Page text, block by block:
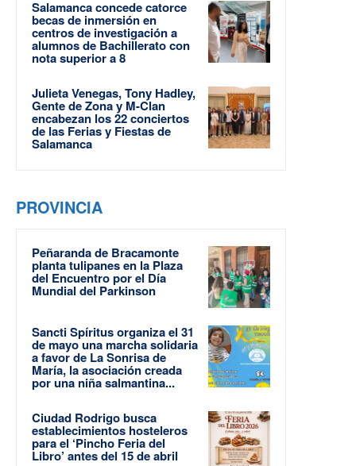
Salamanca concede catorce
becas de inmersión en
centros de investigación a
alumnos de Bachillerato con
nota superior a 8
Julieta Venegas, Tony Hadley,
Gente de Zona y M-Clan
encabezan los 22 conciertos
de las Ferias y Fiestas de
Salamanca
PROVINCIA
Peñaranda de Bracamonte
planta tulipanes en la Plaza
del Encuentro por el Día
Mundial del Parkinson
Sancti Spíritus organiza el 31
de mayo una marcha solidaria
a favor de La Sonrisa de
María, la asociación creada
por una niña salmantina...
Ciudad Rodrigo busca
establecimientos hosteleros
para el ‘Pincho Feria del
Libro’ antes del 15 de abril